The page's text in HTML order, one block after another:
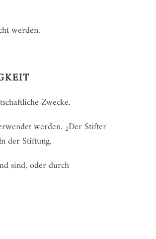
werden.
Zwecke.
werden. 2Der Stifter
der Stiftung.
sind, oder durch